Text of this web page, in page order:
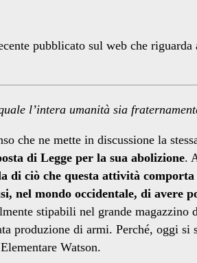
pubblicato sul web che
l’intera umanità sia
ne mette in discussione la
di Legge per la sua abolizione.
di ciò che questa attività
mondo occidentale, di avere
stipabili nel grande
produzione di armi. Perché, oggi si
Watson.